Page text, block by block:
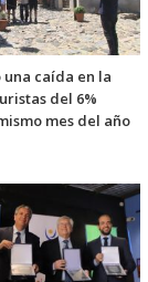
una caída en la
del 6%
mes del año